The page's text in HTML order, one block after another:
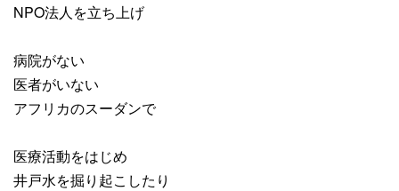
NPO法人を立ち上げ
病院がない
医者がいない
アフリカのスーダンで
医療活動をはじめ
井戸水を掘り起こしたり